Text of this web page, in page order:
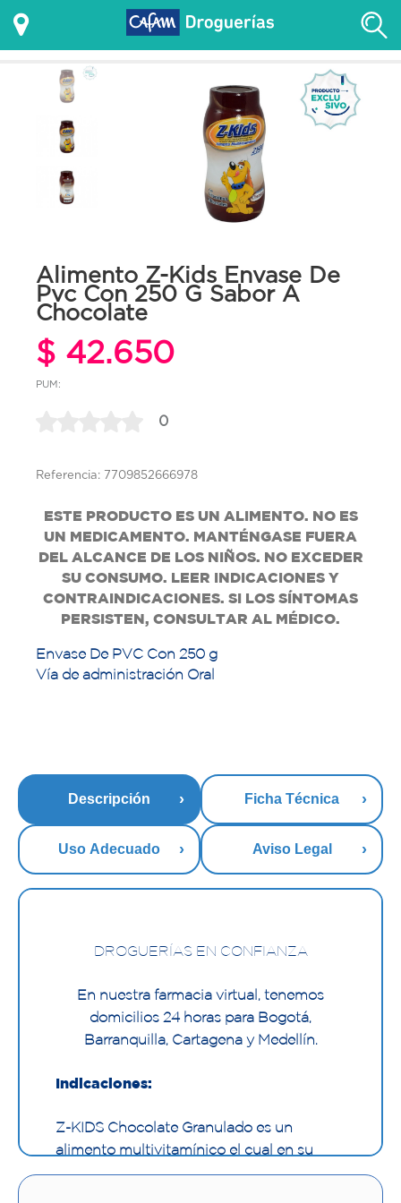
Alimento Z-Kids Envase De
Pvc Con 250 G Sabor A
Chocolate
$ 42.650
PUM:
0
Referencia: 7709852666978
ESTE PRODUCTO ES UN ALIMENTO. NO ES
UN MEDICAMENTO. MANTÉNGASE FUERA
DEL ALCANCE DE LOS NIÑOS. NO EXCEDER
SU CONSUMO. LEER INDICACIONES Y
CONTRAINDICACIONES. SI LOS SÍNTOMAS
PERSISTEN, CONSULTAR AL MÉDICO.
Envase De PVC Con 250 g
Vía de administración Oral
Descripción Ficha Técnica
Uso Adecuado Aviso Legal
DROGUERÍAS EN CONFIANZA
En nuestra farmacia virtual, tenemos
domicilios 24 horas para Bogotá,
Barranquilla, Cartagena y Medellín.
Indicaciones:
Z-KIDS Chocolate Granulado es un
alimento multivitamínico el cual en su
fórmula contiene vitaminas tales como la